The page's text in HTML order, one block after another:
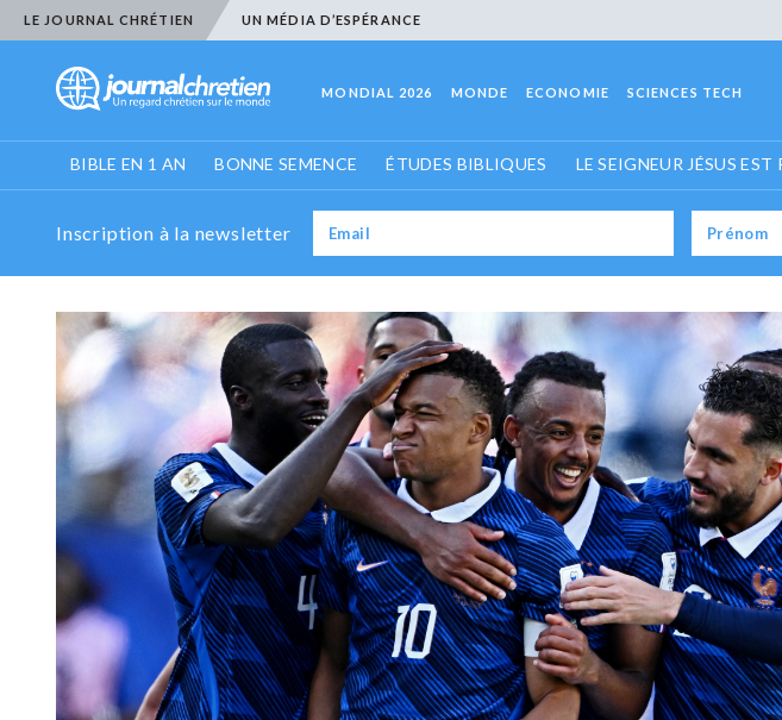
LE JOURNAL CHRÉTIEN UN MÉDIA D’ESPÉRANCE
MONDIAL 2026 MONDE ECONOMIE SCIENCES TECH
BIBLE EN 1 AN BONNE SEMENCE ÉTUDES BIBLIQUES LE SEIGNEUR JÉSUS EST
Inscription à la newsletter